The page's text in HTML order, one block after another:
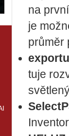
na
je
prů­měr
tu­je